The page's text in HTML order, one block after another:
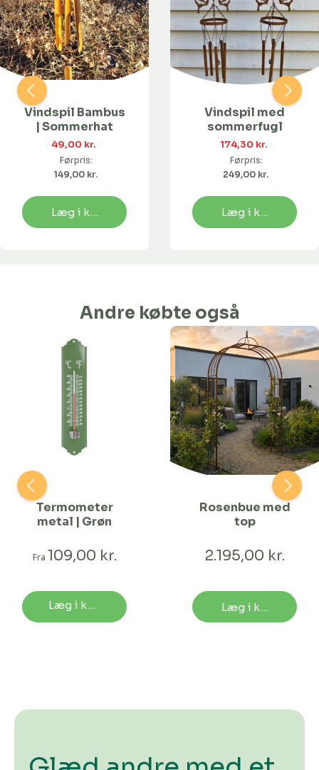
Vindspil Bambus
| Sommerhat
49,00 kr.
Førpris:
149,00 kr.
Læg i kurv
Vindspil med
sommerfugl
174,30 kr.
Førpris:
249,00 kr.
Læg i kurv
Andre købte også
Termometer
metal | Grøn
Fra 109,00 kr.
Læg i kurv
Rosenbue med
top
2.195,00 kr.
Læg i kurv